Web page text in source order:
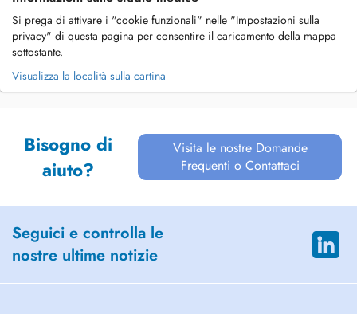
Si prega di attivare i "cookie funzionali" nelle "Impostazioni sulla
privacy" di questa pagina per consentire il caricamento della mappa
sottostante.
Visualizza la località sulla cartina
Bisogno di
aiuto?
Visita le nostre Domande
Frequenti o Contattaci
Seguici e controlla le
nostre ultime notizie